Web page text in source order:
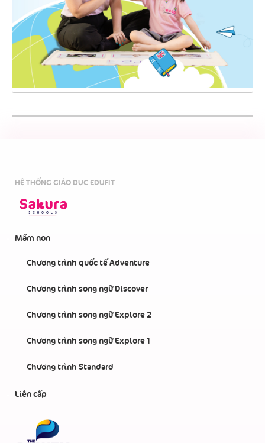
HỆ THỐNG GIÁO DỤC EDUFIT
Mầm non
Chương trình quốc tế Adventure
Chương trình song ngữ Discover
Chương trình song ngữ Explore 2
Chương trình song ngữ Explore 1
Chương trình Standard
Liên cấp